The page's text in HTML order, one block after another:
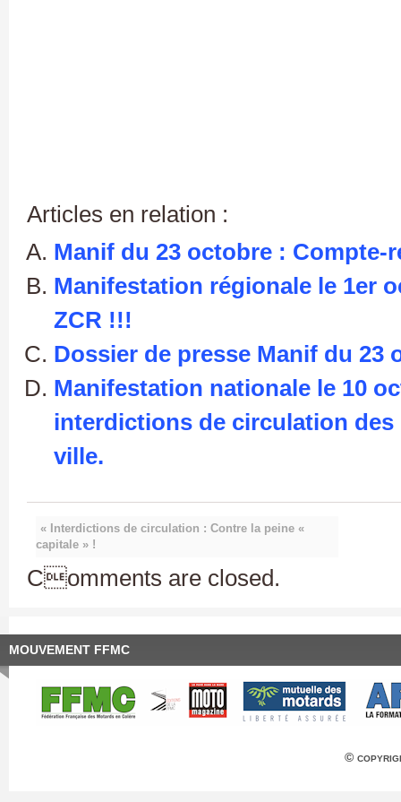
Articles en relation :
Manif du 23 octobre : Compte-
Manifestation régionale le 1er
ZCR !!!
Dossier de presse Manif du 23
Manifestation nationale le 10
interdictions de circulation
ville.
« Interdictions de circulation : Contre la peine «
capitale » !
Comments are closed.
MOUVEMENT FFMC
©